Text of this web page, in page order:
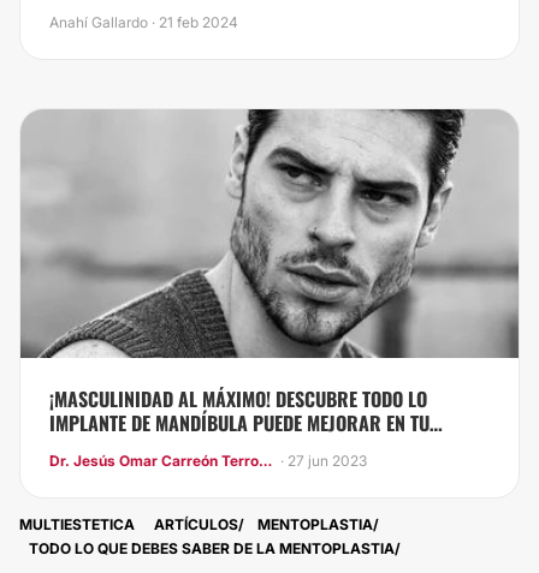
Anahí Gallardo · 21 feb 2024
¡MASCULINIDAD AL MÁXIMO! DESCUBRE TODO LO
IMPLANTE DE MANDÍBULA PUEDE MEJORAR EN TU
ROSTRO
Dr. Jesús Omar Carreón Terrones · 27 jun 2023
MULTIESTETICA ARTÍCULOS
MENTOPLASTIA
TODO LO QUE DEBES SABER DE LA MENTOPLASTIA